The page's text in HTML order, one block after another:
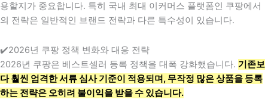
용할지가 중요합니다. 특히 국내 최대 이커머스 플랫폼인 쿠팡에서
의 전략은 일반적인 브랜드 전략과 다른 특수성이 있습니다.
✔️2026년 쿠팡 정책 변화와 대응 전략
2026년 쿠팡은 베스트셀러 등록 정책을 대폭 강화했습니다. 기존보
다 훨씬 엄격한 서류 심사 기준이 적용되며, 무작정 많은 상품을 등록
하는 전략은 오히려 불이익을 받을 수 있습니다.